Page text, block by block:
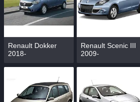
Renault Dokker
2018-
Renault Scenic III
2009-